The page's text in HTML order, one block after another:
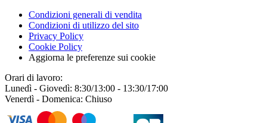
Condizioni generali di vendita
Condizioni di utilizzo del sito
Privacy Policy
Cookie Policy
Aggiorna le preferenze sui cookie
Orari di lavoro:
Lunedì - Giovedì: 8:30/13:00 - 13:30/17:00
Venerdì - Domenica: Chiuso